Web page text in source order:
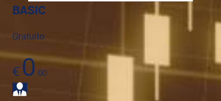
BASIC
Gratuito
€0 00